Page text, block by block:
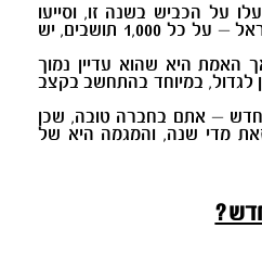
עלו על הכביש בשנה זו, וסייעו
להעלות את רמת המינוע בישראל – על כל 1,000 תושבים, יש
האמת היא שהוא עדיין נמוך
לגדול, במיוחד בהתחשב בקצב
– אתם בחברה טובה, שכן
מדי שנה, והמגמה היא של